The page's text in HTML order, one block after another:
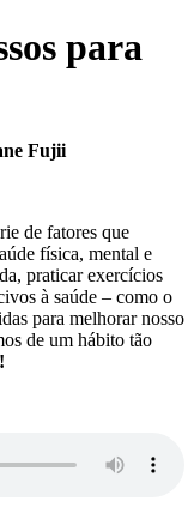
para
Fujii
de fatores que
física, mental e
praticar exercícios
à saúde – como o
para melhorar nosso
de um hábito tão